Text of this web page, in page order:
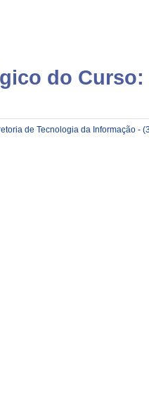
do Curso:
de Tecnologia da Informação